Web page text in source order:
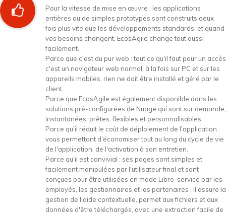
Pour la vitesse de mise en œuvre : les applications
entières ou de simples prototypes sont construits deux
fois plus vite que les développements standards; et quand
vos besoins changent, EcosAgile change tout aussi
facilement.
Parce que c'est du pur web : tout ce qu'il faut pour un accès
c'est un navigateur web normal, à la fois sur PC et sur les
appareils mobiles, rien ne doit être installé et géré par le
client.
Parce que EcosAgile est également disponible dans les
solutions pré-configurées de Nuage qui sont sur demande,
instantanées, prêtes, flexibles et personnalisables.
Parce qu'il réduit le coût de déploiement de l'application :
vous permettant d'économiser tout au long du cycle de vie
de l'application, de l'activation à son entretien.
Parce qu'il est convivial : ses pages sont simples et
facilement manipulées par l'utilisateur final et sont
conçues pour être utilisées en mode Libre-service par les
employés, les gestionnaires et les partenaires ; il assure la
gestion de l'aide contextuelle, permet aux fichiers et aux
données d'être téléchargés, avec une extraction facile de